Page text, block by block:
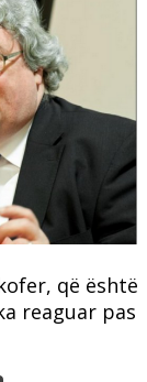
që është
reaguar pas